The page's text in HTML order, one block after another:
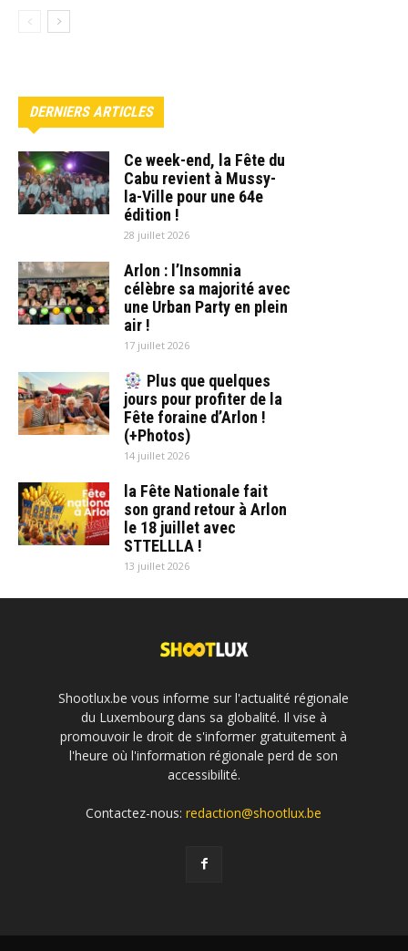
DERNIERS ARTICLES
Ce week-end, la Fête du
Cabu revient à Mussy-
la-Ville pour une 64e
édition !
28 juillet 2026
Arlon : l’Insomnia
célèbre sa majorité avec
une Urban Party en plein
air !
17 juillet 2026
Plus que quelques
jours pour profiter de la
Fête foraine d’Arlon !
(+Photos)
14 juillet 2026
la Fête Nationale fait
son grand retour à Arlon
le 18 juillet avec
STTELLLA !
13 juillet 2026
Shootlux.be vous informe sur l'actualité régionale
du Luxembourg dans sa globalité. Il vise à
promouvoir le droit de s'informer gratuitement à
l'heure où l'information régionale perd de son
accessibilité.
Contactez-nous:redaction@shootlux.be